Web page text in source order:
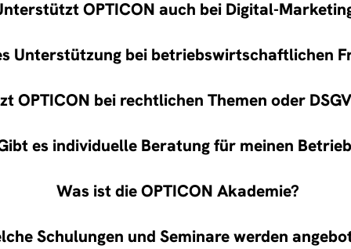
OPTICON auch bei Digital-
Unterstützung bei betriebswirtschaftlichen
OPTICON bei rechtlichen Themen oder
es individuelle Beratung für meinen
Was ist die OPTICON Akademie?
Schulungen und Seminare werden